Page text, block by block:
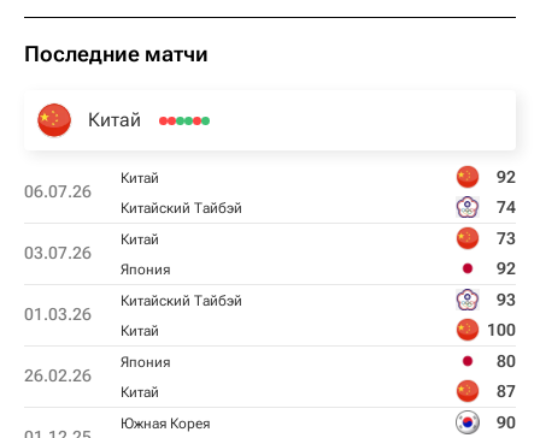
Последние матчи
Китай
06.07.26
Китай 92
Китайский Тайбэй 74
03.07.26
Китай 73
Япония 92
01.03.26
Китайский Тайбэй 93
Китай 100
26.02.26
Япония 80
Китай 87
Южная Корея 90